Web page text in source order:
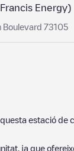
Energy)
Boulevard 73105
estació de
ja que